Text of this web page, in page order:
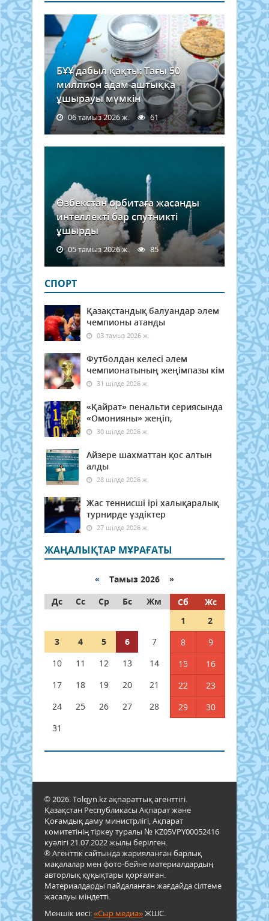
БҰҰ дабыл қақты: Тағы 50
миллион адам аштыққа
ұшырауы мүмкін
06 тамыз 2026 ж. 61
Өзбекстан орбитаға жасанды
интеллекті бар спутникті
ұшырды
05 тамыз 2026 ж. 85
СПОРТ
Қазақстандық балуандар әлем
чемпионы атанды
03 тамыз 2026 ж.
Футболдан келесі әлем
чемпионатының жеңімпазы кім
31 шілде 2026 ж.
«Қайрат» пенальти сериясында
«Омонияны» жеңіп,
30 шілде 2026 ж.
Айзере шахматтан қос алтын
алды
28 шілде 2026 ж.
Жас теннисші ірі халықаралық
турнирде үздіктер
27 шілде 2026 ж.
ЖАҢАЛЫҚТАР МҰРАҒАТЫ
« Тамыз 2026 »
Дс
Сс Ср Бс Жм Сб
Жс
1
2
3
4 5 6 7 8
9
10
11 12 13 14 15
16
17
18 19 20 21 22
23
24
25 26 27 28 29
30
31
© 2026. Tolqyn.kz ақпараттық агенттігі.
Қазақстан Республикасы Ақпарат және
Қоғамдық даму министрлігі, Ақпарат
комитетінің тіркеу туралы № KZ05VPY00052416
куәлігі 21.07.2022 жылы берілген.
® Агенттік сайтында жарияланған барлық
мақалалар мен фото-бейне материалдардың
авторлық құқықтары қорғалған.
Материалдарды пайдаланған жағдайда сілтеме
жасалуы міндетті.
Меншік иесі:«Сыр медиа»ЖШС.